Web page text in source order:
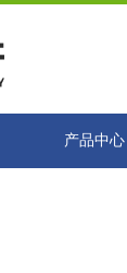
产品中心